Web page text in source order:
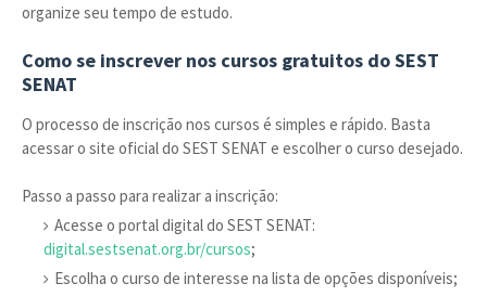
organize seu tempo de estudo.
Como se inscrever nos cursos gratuitos do SEST
SENAT
O processo de inscrição nos cursos é simples e rápido. Basta
acessar o site oficial do SEST SENAT e escolher o curso desejado.
Passo a passo para realizar a inscrição:
Acesse o portal digital do SEST SENAT:
digital.sestsenat.org.br/cursos;
Escolha o curso de interesse na lista de opções disponíveis;